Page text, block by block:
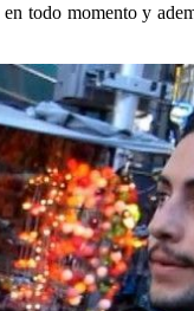
todo momento y